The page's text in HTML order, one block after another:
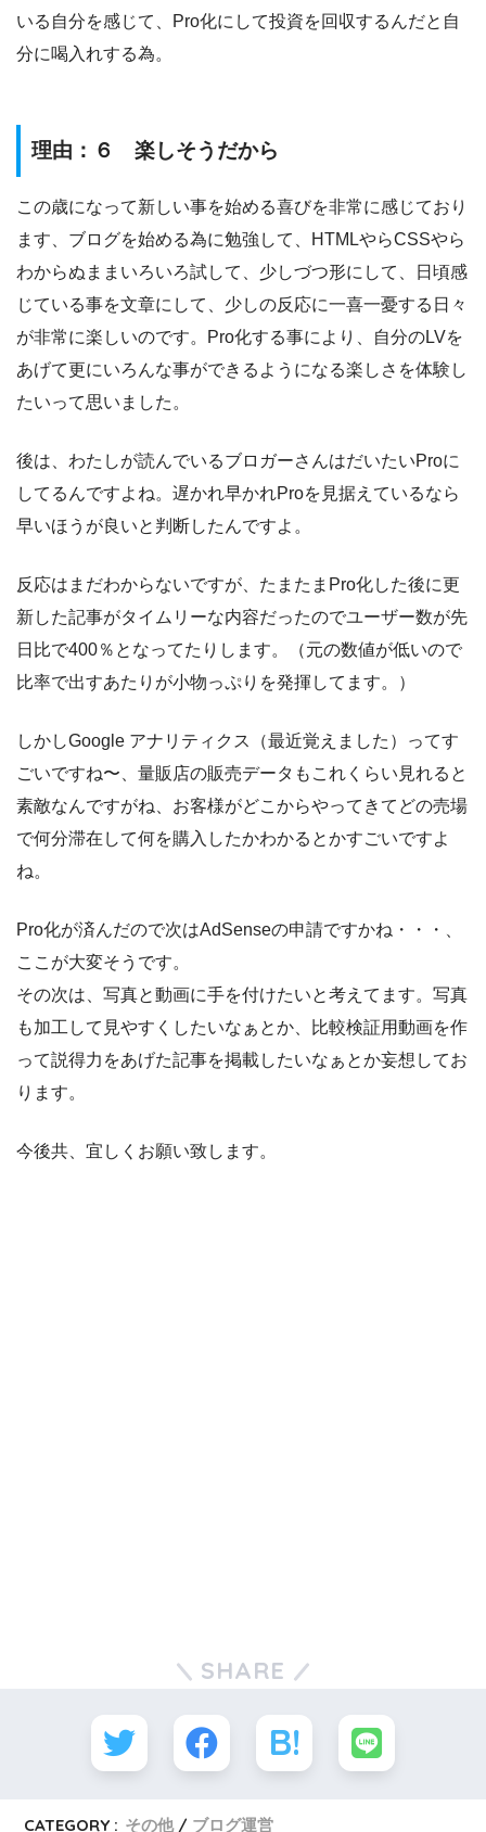
いる自分を感じて、Pro化にして投資を回収するんだと自
分に喝入れする為。
理由：６ 楽しそうだから
この歳になって新しい事を始める喜びを非常に感じており
ます、ブログを始める為に勉強して、HTMLやらCSSやら
わからぬままいろいろ試して、少しづつ形にして、日頃感
じている事を文章にして、少しの反応に一喜一憂する日々
が非常に楽しいのです。Pro化する事により、自分のLVを
あげて更にいろんな事ができるようになる楽しさを体験し
たいって思いました。
後は、わたしが読んでいるブロガーさんはだいたいProに
してるんですよね。遅かれ早かれProを見据えているなら
早いほうが良いと判断したんですよ。
反応はまだわからないですが、たまたまPro化した後に更
新した記事がタイムリーな内容だったのでユーザー数が先
日比で400％となってたりします。（元の数値が低いので
比率で出すあたりが小物っぷりを発揮してます。）
しかしGoogle アナリティクス（最近覚えました）ってす
ごいですね〜、量販店の販売データもこれくらい見れると
素敵なんですがね、お客様がどこからやってきてどの売場
で何分滞在して何を購入したかわかるとかすごいですよ
ね。
Pro化が済んだので次はAdSenseの申請ですかね・・・、
ここが大変そうです。
その次は、写真と動画に手を付けたいと考えてます。写真
も加工して見やすくしたいなぁとか、比較検証用動画を作
って説得力をあげた記事を掲載したいなぁとか妄想してお
ります。
今後共、宜しくお願い致します。
SHARE
CATEGORY : その他 ブログ運営